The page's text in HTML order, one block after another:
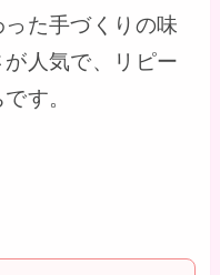
た手づくりの味
人気で、リピー
す。